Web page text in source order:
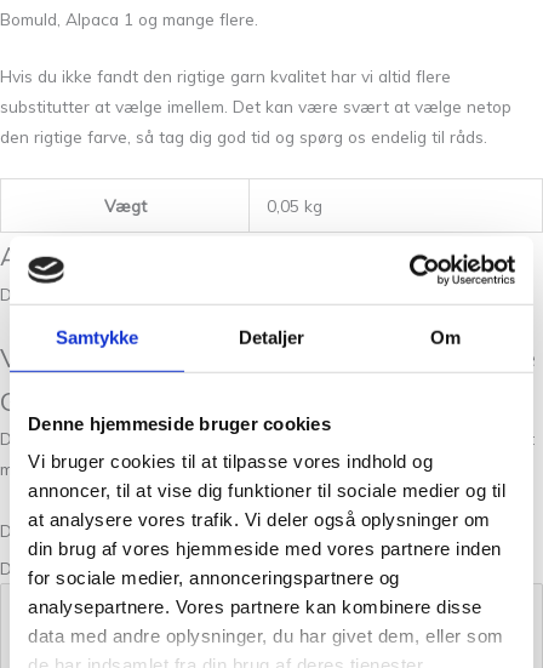
Samtykke Detaljer Om
Denne hjemmeside bruger cookies
Vi bruger cookies til at tilpasse vores indhold og
annoncer, til at vise dig funktioner til sociale medier og til
at analysere vores trafik. Vi deler også oplysninger om
din brug af vores hjemmeside med vores partnere inden
for sociale medier, annonceringspartnere og
analysepartnere. Vores partnere kan kombinere disse
data med andre oplysninger, du har givet dem, eller som
Bomuld, Alpaca 1 og mange flere.
Hvis du ikke fandt den rigtige garn kvalitet har vi altid flere
substitutter at vælge imellem. Det kan være svært at vælge netop
den rigtige farve, så tag dig god tid og spørg os endelig til råds.
Vægt 0,05 kg
Anmeldelser
Der er endnu ikke nogle anmeldelser.
Vær den første til at anmelde “Trio 2 Bottle
Green”
Din e-mailadresse vil ikke blive publiceret.
Krævede felter er markeret
med *
Din bedømmelse
Din anmeldelse